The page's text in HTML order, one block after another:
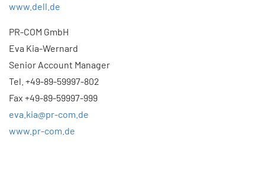
www.dell.de
PR-COM GmbH
Eva Kia-Wernard
Senior Account Manager
Tel. +49-89-59997-802
Fax +49-89-59997-999
eva.kia@pr-com.de
www.pr-com.de